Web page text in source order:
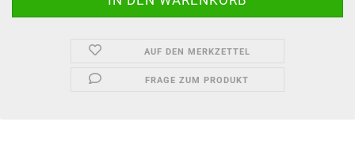
AUF DEN MERKZETTEL
FRAGE ZUM PRODUKT